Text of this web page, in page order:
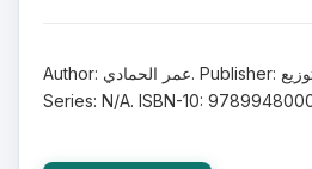
Author: عمر الحمادي. Publisher: دار كُتّاب للنشر والتوزيع.
Series: N/A. ISBN-10: